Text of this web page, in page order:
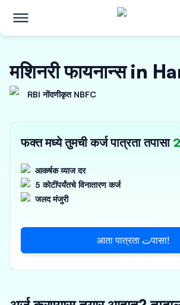
मशिनरी फायनान्स in
RBI नोंदणीकृत NBFC
फक्त मध्ये तुमची कर्ज पात्रता तपासा
आकर्षक व्याज दर
5 कोटींपर्यंतचे विनातारण कर्ज
जलद मंजुरी
आता पात्रता تपासा!